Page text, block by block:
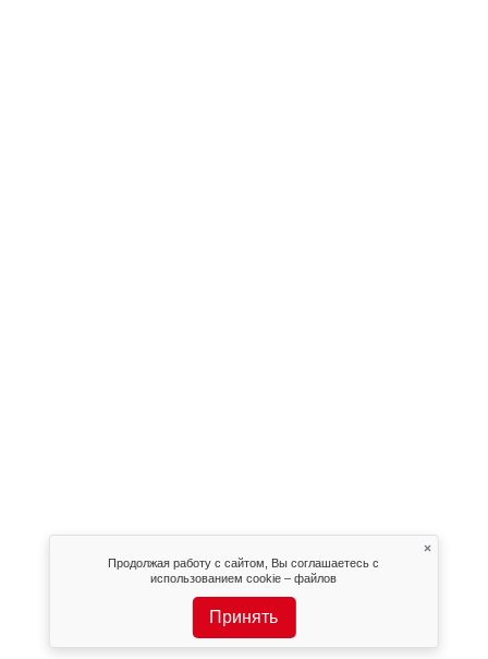
Продолжая работу с сайтом, Вы соглашаетесь с
использованием cookie – файлов
Принять
×